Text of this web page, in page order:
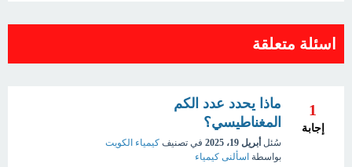
اسئلة متعلقة
1
إجابة
ماذا يحدد عدد الكم
المغناطيسي؟
سُئل أبريل 19، 2025 في تصنيف كيمياء الكويت
بواسطة اسألنى كيمياء